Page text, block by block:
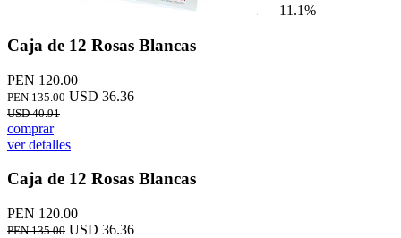
11.1%
Caja de 12 Rosas Blancas
PEN 120.00
PEN 135.00 USD 36.36
USD 40.91
comprar
ver detalles
Caja de 12 Rosas Blancas
PEN 120.00
PEN 135.00 USD 36.36